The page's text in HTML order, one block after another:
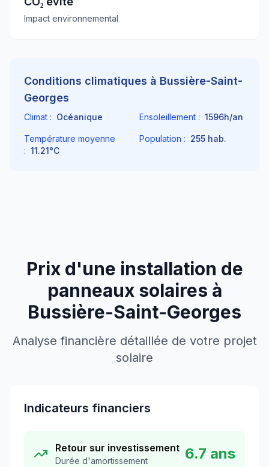
Impact environnemental
Conditions climatiques à Bussière-Saint-
Georges
Climat : Océanique Ensoleillement : 1596h/an
Température moyenne
: 11.21°C
Population : 255 hab.
Prix d'une installation de
panneaux solaires à
Bussière-Saint-Georges
Analyse financière détaillée de votre projet
solaire
Indicateurs financiers
Retour sur investissement
Durée d'amortissement 6.7 ans